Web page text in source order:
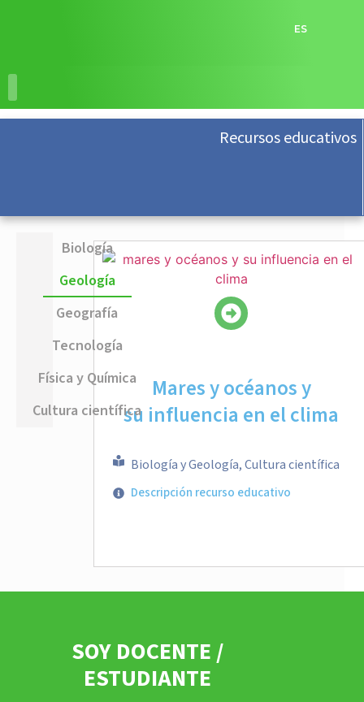
ES
Recursos educativos
Biología
Geología
Geografía
Tecnología
Física y Química
Cultura científica
Mares y océanos y
su influencia en el clima
Biología y Geología, Cultura científica
Descripción recurso educativo
SOY DOCENTE /
ESTUDIANTE